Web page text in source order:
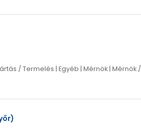
/ Termelés | Egyéb | Mérnök | Mérnök /